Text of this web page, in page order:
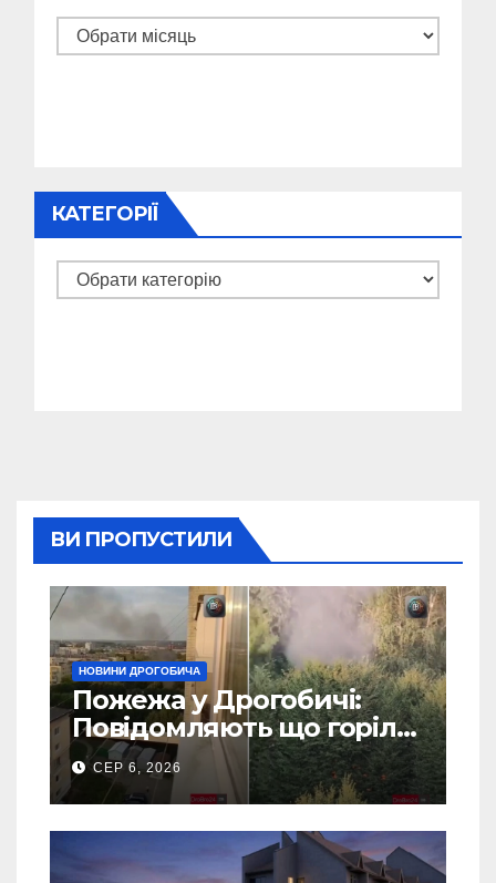
Архіви
КАТЕГОРІЇ
Категорії
ВИ ПРОПУСТИЛИ
НОВИНИ ДРОГОБИЧА
Пожежа у Дрогобичі:
Повідомляють що горіло
5 гаражів (Відео)
СЕР 6, 2026